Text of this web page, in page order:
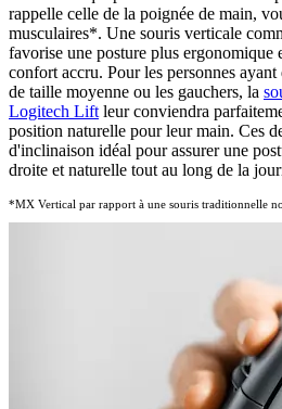
rappelle celle de la poignée de main,
musculaires*. Une souris verticale
favorise une posture plus ergonomique
confort accru. Pour les personnes ayant
de taille moyenne ou les gauchers, la
Logitech Lift leur conviendra
position naturelle pour leur main. Ces
d'inclinaison idéal pour assurer une
droite et naturelle tout au long de la
*MX Vertical par rapport à une souris traditionnelle